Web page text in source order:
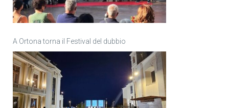
A Ortona torna il Festival del dubbio